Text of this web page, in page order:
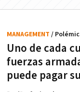
Uno de cada
fuerzas
puede pagar
MANAGEMENT /